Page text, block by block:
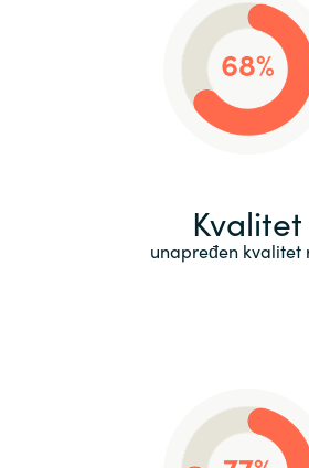
Kvalitet
unapređen kvalitet